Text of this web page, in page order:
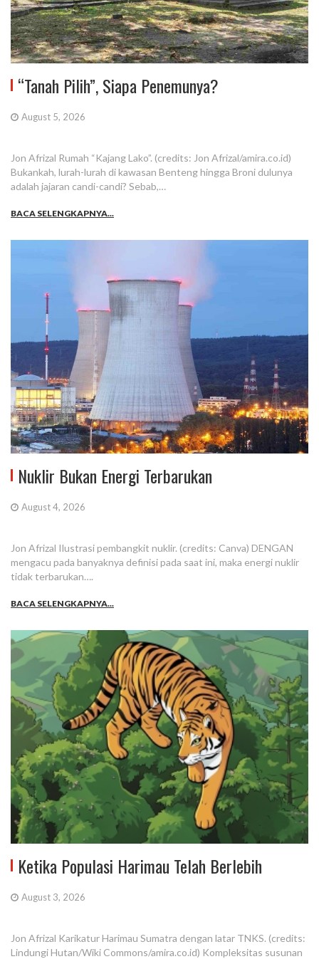
“Tanah Pilih”, Siapa Penemunya?
August 5, 2026
Jon Afrizal Rumah “Kajang Lako”. (credits: Jon Afrizal/amira.co.id)
Bukankah, lurah-lurah di kawasan Benteng hingga Broni dulunya
adalah jajaran candi-candi? Sebab,…
BACA SELENGKAPNYA...
Nuklir Bukan Energi Terbarukan
August 4, 2026
Jon Afrizal Ilustrasi pembangkit nuklir. (credits: Canva) DENGAN
mengacu pada banyaknya definisi pada saat ini, maka energi nuklir
tidak terbarukan….
BACA SELENGKAPNYA...
Ketika Populasi Harimau Telah Berlebih
August 3, 2026
Jon Afrizal Karikatur Harimau Sumatra dengan latar TNKS. (credits:
Lindungi Hutan/Wiki Commons/amira.co.id) Kompleksitas susunan